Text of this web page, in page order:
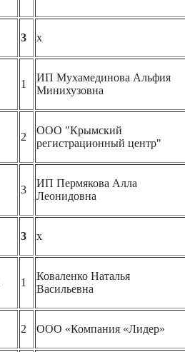
3 х
1
ИП Мухамединова Альфия
Минихузовна
2
ООО "Крымский
регистрационный центр"
3
ИП Пермякова Алла
Леонидовна
3 х
1
Коваленко Наталья
Васильевна
2 ООО «Компания «Лидер»